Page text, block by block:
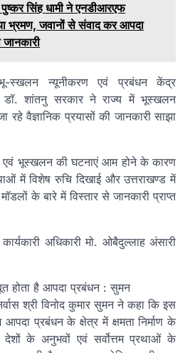
सिंह धामी ने एनडीआरएफ
भ्रमण, जवानों से संवाद कर आपदा
भू-स्खलन न्यूनीकरण एवं प्रबंधन केंद्र
शांतनु सरकार ने राज्य में भूस्खलन
रहे वैज्ञानिक प्रयासों की जानकारी साझा
एवं भूस्खलन की घटनाएं आम होने के कारण
में विशेष रुचि दिखाई और उत्तराखण्ड में
के बारे में विस्तार से जानकारी प्राप्त
अधिकारी मो. ओबैदुल्लाह अंसारी
होता है आपदा प्रबंधन : सुमन
श्री विनोद कुमार सुमन ने कहा कि इस
प्रबंधन के क्षेत्र में क्षमता निर्माण के
देशों के अनुभवों एवं सर्वोत्तम प्रथाओं के